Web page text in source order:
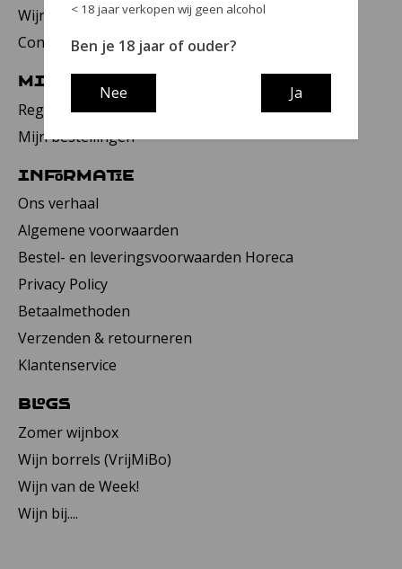
Wijncursus
Contact
Mijn account
Registreren
Mijn bestellingen
Informatie
Ons verhaal
Algemene voorwaarden
Bestel- en leveringsvoorwaarden Horeca
Privacy Policy
Betaalmethoden
Verzenden & retourneren
Klantenservice
Blogs
Zomer wijnbox
Wijn borrels (VrijMiBo)
Wijn van de Week!
Wijn bij....
< 18 jaar verkopen wij geen alcohol
Ben je 18 jaar of ouder?
Nee Ja